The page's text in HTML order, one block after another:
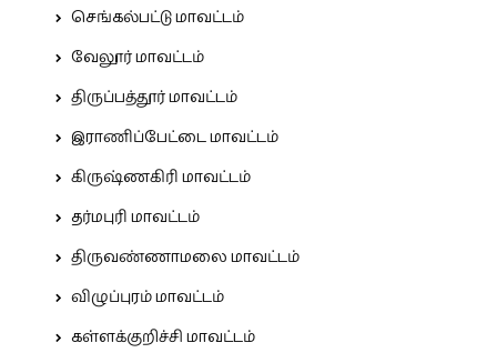
செங்கல்பட்டு மாவட்டம்
வேலூர் மாவட்டம்
திருப்பத்தூர் மாவட்டம்
இராணிப்பேட்டை மாவட்டம்
கிருஷ்ணகிரி மாவட்டம்
தர்மபுரி மாவட்டம்
திருவண்ணாமலை மாவட்டம்
விழுப்புரம் மாவட்டம்
கள்ளக்குறிச்சி மாவட்டம்